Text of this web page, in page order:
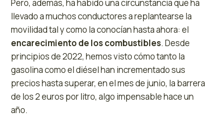
Pero, además, ha habido una circunstancia que ha
llevado a muchos conductores a replantearse la
movilidad tal y como la conocían hasta ahora: el
encarecimiento de los combustibles. Desde
principios de 2022, hemos visto cómo tanto la
gasolina como el diésel han incrementado sus
precios hasta superar, en el mes de junio, la barrera
de los 2 euros por litro, algo impensable hace un
año.